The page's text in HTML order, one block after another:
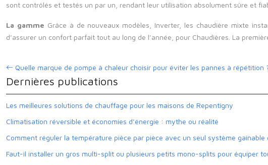
sont contrôlés et testés un par un, rendant leur utilisation absolument sûre et
La gamme Grâce à de nouveaux modèles, Inverter, les chaudière mixte
d’assurer un confort parfait tout au long de l’année, pour Chaudières. La
Quelle marque de pompe à chaleur choisir pour éviter les pannes à répétition
Dernières publications
Les meilleures solutions de chauffage pour les maisons de Repentigny
Climatisation réversible et économies d’énergie : mythe ou réalité
Comment réguler la température pièce par pièce avec un seul système gainable
Faut-il installer un gros multi-split ou plusieurs petits mono-splits pour équiper